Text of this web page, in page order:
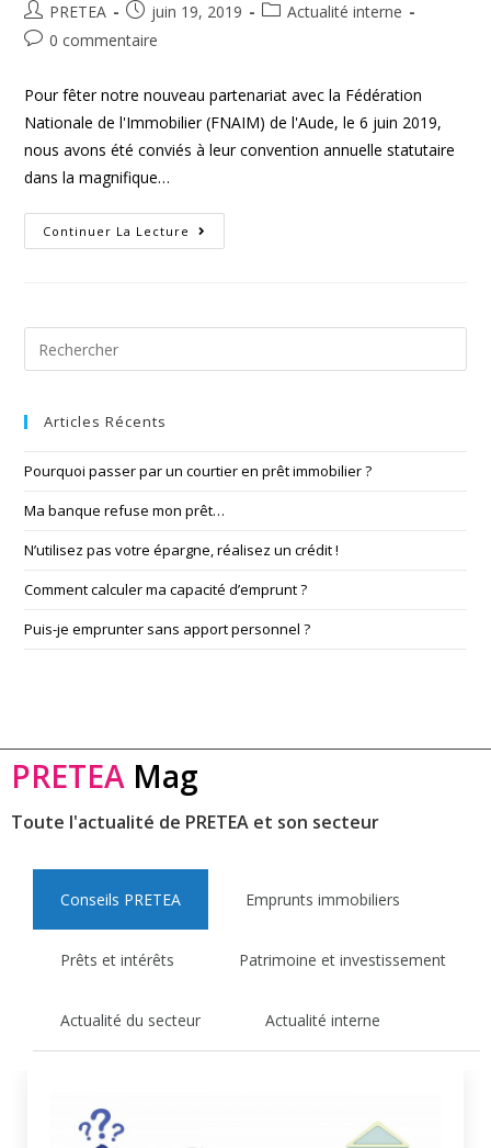
PRETEA juin 19, 2019
Actualité interne
0 commentaire
Pour fêter notre nouveau partenariat avec la Fédération
Nationale de l'Immobilier (FNAIM) de l'Aude, le 6 juin 2019,
nous avons été conviés à leur convention annuelle statutaire
dans la magnifique…
Continuer La Lecture
Articles Récents
Pourquoi passer par un courtier en prêt immobilier ?
Ma banque refuse mon prêt…
N’utilisez pas votre épargne, réalisez un crédit !
Comment calculer ma capacité d’emprunt ?​
Puis-je emprunter sans apport personnel ?​
PRETEA Mag
Toute l'actualité de PRETEA et son secteur
Conseils PRETEA Emprunts immobiliers
Prêts et intérêts Patrimoine et investissement
Actualité du secteur Actualité interne